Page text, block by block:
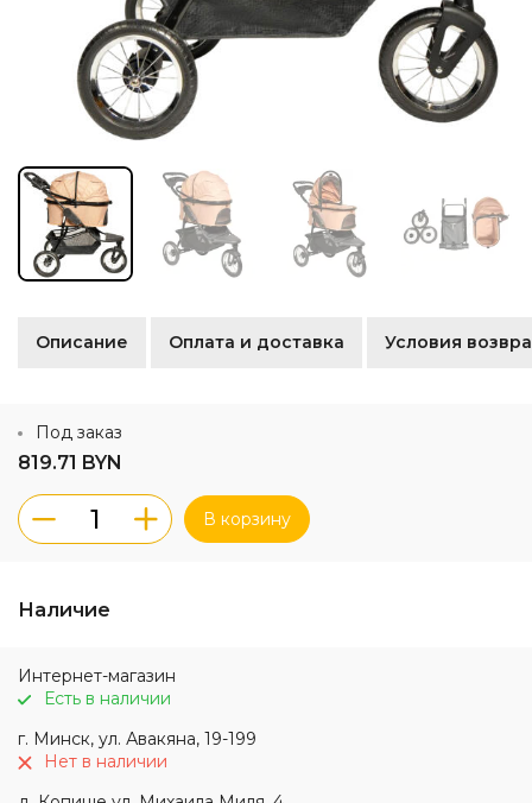
Описание Оплата и доставка Условия
Под заказ
819.71 BYN
В корзину
Наличие
Интернет-магазин
Есть в наличии
г. Минск, ул. Авакяна, 19-199
Нет в наличии